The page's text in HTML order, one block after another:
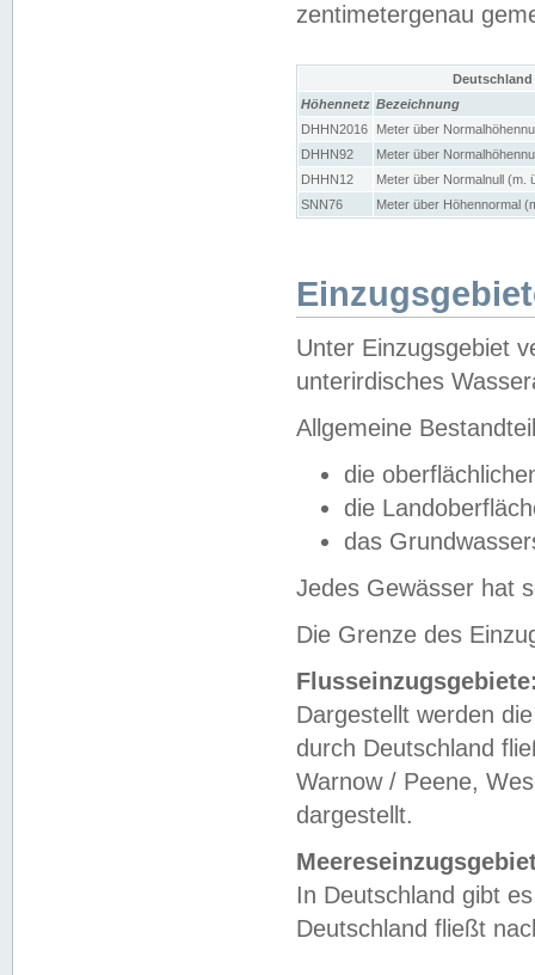
zentimetergenau
Höhennetz Bezeichnung
DHHN2016
Meter über
DHHN92
Meter über
DHHN12
Meter über Normalnull (m.
SNN76
Meter über Höhennormal
Unter Einzugsgebiet
unterirdisches
Allgemeine
die
die
das
Jedes Gewässer hat
Die Grenze des
Dargestellt werden
durch Deutschland
Warnow / Peene,
dargestellt.
In Deutschland gibt
Deutschland fließt